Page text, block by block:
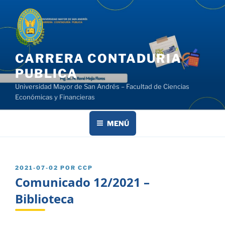
contenido
CARRERA CONTADURIA
PUBLICA
Universidad Mayor de San Andrés – Facultad de Ciencias
Económicas y Financieras
MENÚ
PUBLICADO
2021-07-02 POR CCP
Comunicado 12/2021 –
Biblioteca